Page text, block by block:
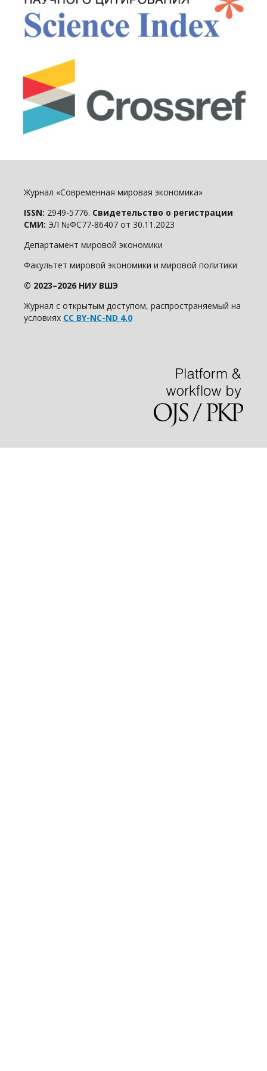
Журнал «Современная мировая экономика»
ISSN: 2949-5776. Свидетельство о регистрации
СМИ: ЭЛ №ФС77-86407 от 30.11.2023
Департамент мировой экономики
Факультет мировой экономики и мировой политики
© 2023–2026 НИУ ВШЭ
Журнал с открытым доступом, распространяемый на
условиях CC BY-NC-ND 4.0